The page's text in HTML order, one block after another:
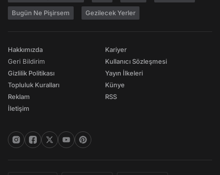
Bugün Ne Pişirsem Gezilecek Yerler
Hakkımızda
Geri Bildirim
Gizlilik Politikası
Topluluk Kuralları
Reklam
İletişim
Kariyer
Kullanıcı Sözleşmesi
Yayın İlkeleri
Künye
RSS